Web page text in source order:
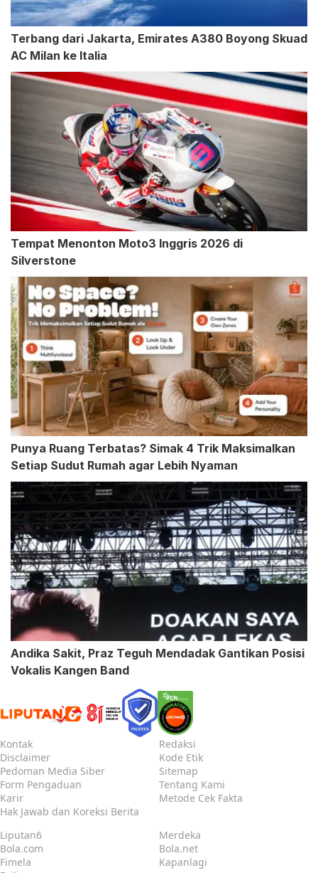
Terbang dari Jakarta, Emirates A380 Boyong Skuad
AC Milan ke Italia
Tempat Menonton Moto3 Inggris 2026 di
Silverstone
Punya Ruang Terbatas? Simak 4 Trik Maksimalkan
Setiap Sudut Rumah agar Lebih Nyaman
Andika Sakit, Praz Teguh Mendadak Gantikan Posisi
Vokalis Kangen Band
Kontak
Redaksi
Disclaimer
Kode Etik
Pedoman Media Siber
Sitemap
Form Pengaduan
Tentang Kami
Karir
Metode Cek Fakta
Hak Jawab dan Koreksi Berita
Liputan6
Merdeka
Bola.com
Bola.net
Fimela
Kapanlagi